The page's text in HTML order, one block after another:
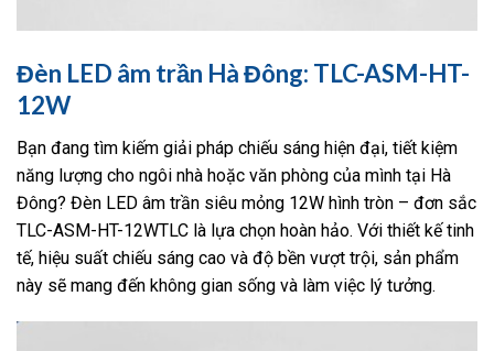
Đèn LED âm trần Hà Đông: TLC-ASM-HT-
12W
Bạn đang tìm kiếm giải pháp chiếu sáng hiện đại, tiết kiệm
năng lượng cho ngôi nhà hoặc văn phòng của mình tại Hà
Đông? Đèn LED âm trần siêu mỏng 12W hình tròn – đơn sắc
TLC-ASM-HT-12WTLC là lựa chọn hoàn hảo. Với thiết kế tinh
tế, hiệu suất chiếu sáng cao và độ bền vượt trội, sản phẩm
này sẽ mang đến không gian sống và làm việc lý tưởng.